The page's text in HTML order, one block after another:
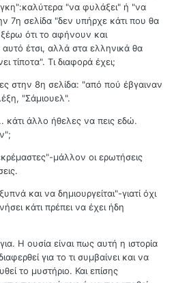
"να φυλάξει" ή "να
7η σελίδα "δεν υπήρχε κάτι που θα
ότι το αφήνουν και
έτσι, αλλά στα ελληνικά θα
τίποτα". Τι διαφορά έχει;
στην 8η σελίδα: "από πού έβγαιναν
"Σάμιουελ".
κάτι άλλο ήθελες να πεις εδώ.
μάλλον οι ερωτήσεις
και να δημιουργείται"-γιατί όχι
κάτι πρέπει να έχει ήδη
Η ουσία είναι πως αυτή η ιστορία
για το τι συμβαίνει και να
το μυστήριο. Και επίσης